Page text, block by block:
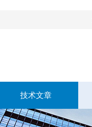
技术文章